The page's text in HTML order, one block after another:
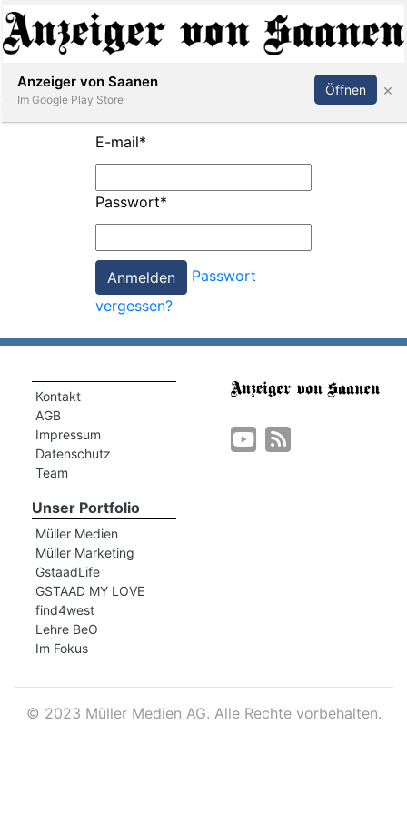
Abonnieren Anmelden
E-mail*
Passwort*
Passwort
vergessen?
Kontakt
AGB
Impressum
Datenschutz
Team
Unser Portfolio
Müller Medien
Müller Marketing
GstaadLife
GSTAAD MY LOVE
find4west
Lehre BeO
Im Fokus
© 2023 Müller Medien AG. Alle Rechte vorbehalten.
Anzeiger von Saanen
Im Google Play Store
Öffnen ×